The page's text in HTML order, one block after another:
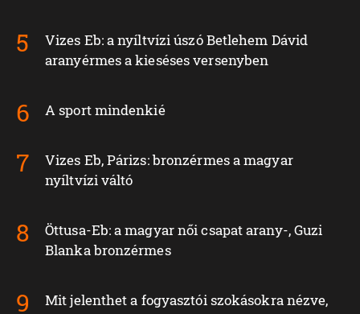
Vizes Eb: a nyíltvízi úszó Betlehem Dávid
aranyérmes a kieséses versenyben
A sport mindenkié
Vizes Eb, Párizs: bronzérmes a magyar
nyíltvízi váltó
Öttusa-Eb: a magyar női csapat arany-, Guzi
Blanka bronzérmes
Mit jelenthet a fogyasztói szokásokra nézve,